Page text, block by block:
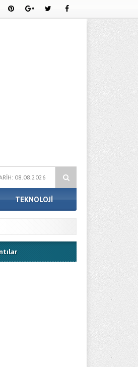
Kimdir? Hayatı, Kitapları ve Biyografisi
08.08.2026
TEKNOLOJİ